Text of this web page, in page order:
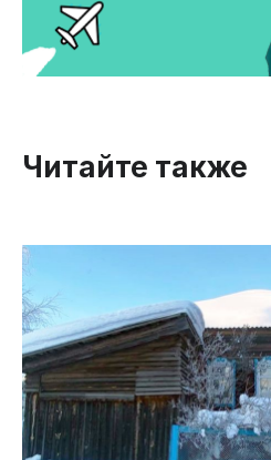
Читайте также